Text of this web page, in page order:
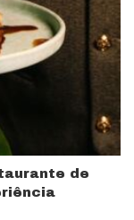
de